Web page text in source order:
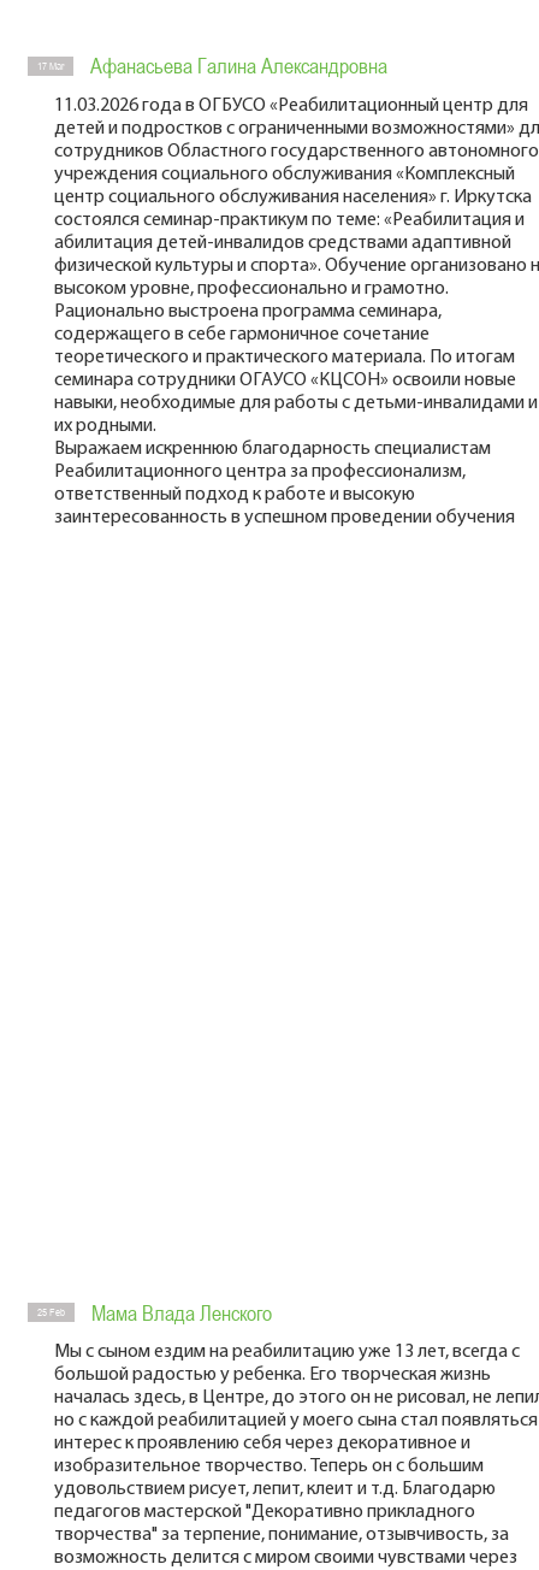
17 Mar Афанасьева Галина Александровна
11.03.2026 года в ОГБУСО «Реабилитационный центр для
детей и подростков с ограниченными возможностями»
сотрудников Областного государственного автономного
учреждения социального обслуживания «Комплексный
центр социального обслуживания населения» г. Иркутска
состоялся семинар-практикум по теме: «Реабилитация и
абилитация детей-инвалидов средствами адаптивной
физической культуры и спорта». Обучение организовано
высоком уровне, профессионально и грамотно.
Рационально выстроена программа семинара,
содержащего в себе гармоничное сочетание
теоретического и практического материала. По итогам
семинара сотрудники ОГАУСО «КЦСОН» освоили новые
навыки, необходимые для работы с детьми-инвалидами и
их родными.
Выражаем искреннюю благодарность специалистам
Реабилитационного центра за профессионализм,
ответственный подход к работе и высокую
заинтересованность в успешном проведении обучения
25 Feb Мама Влада Ленского
Мы с сыном ездим на реабилитацию уже 13 лет, всегда с
большой радостью у ребенка. Его творческая жизнь
началась здесь, в Центре, до этого он не рисовал, не
но с каждой реабилитацией у моего сына стал появляться
интерес к проявлению себя через декоративное и
изобразительное творчество. Теперь он с большим
удовольствием рисует, лепит, клеит и т.д. Благодарю
педагогов мастерской "Декоративно прикладного
творчества" за терпение, понимание, отзывчивость, за
возможность делится с миром своими чувствами через